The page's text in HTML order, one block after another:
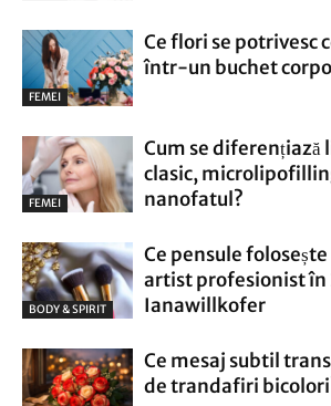
FEMEI
Ce flori se potrivesc
într-un buchet
FEMEI
Cum se
clasic,
nanofatul?
BODY & SPIRIT
Ce pensule
artist profesionist în
Ianawillkofer
Ce mesaj subtil
de trandafiri